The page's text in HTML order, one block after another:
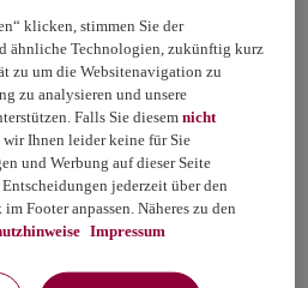
klicken, stimmen Sie der
ähnliche Technologien, zukünftig kurz
zu um die Websitenavigation zu
zu analysieren und unsere
Falls Sie diesemnicht
Ihnen leider keine für Sie
und Werbung auf dieser Seite
jederzeit über den
Footer anpassen. Näheres zu den
Impressum